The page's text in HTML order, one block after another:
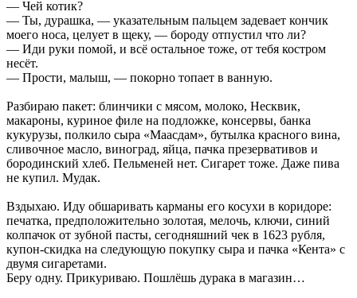
— Чей котик?
— Ты, дурашка, — указательным пальцем задевает кончик
моего носа, целует в щеку, — бороду отпустил что ли?
— Иди руки помой, и всё остальное тоже, от тебя костром
несёт.
— Прости, малыш, — покорно топает в ванную.
Разбираю пакет: блинчики с мясом, молоко, Несквик,
макароны, куриное филе на подложке, консервы, банка
кукурузы, полкило сыра «Маасдам», бутылка красного вина,
сливочное масло, виноград, яйца, пачка презервативов и
бородинский хлеб. Пельменей нет. Сигарет тоже. Даже пива
не купил. Мудак.
Вздыхаю. Иду обшаривать карманы его косухи в коридоре:
печатка, предположительно золотая, мелочь, ключи, синий
колпачок от зубной пасты, сегодняшний чек в 1623 рубля,
купон-скидка на следующую покупку сыра и пачка «Кента» с
двумя сигаретами.
Беру одну. Прикуриваю. Пошлёшь дурака в магазин…